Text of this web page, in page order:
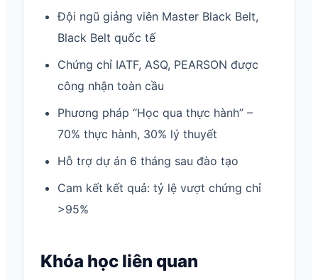
Đội ngũ giảng viên Master Black Belt,
Black Belt quốc tế
Chứng chỉ IATF, ASQ, PEARSON được
công nhận toàn cầu
Phương pháp “Học qua thực hành” –
70% thực hành, 30% lý thuyết
Hỗ trợ dự án 6 tháng sau đào tạo
Cam kết kết quả: tỷ lệ vượt chứng chỉ
>95%
Khóa học liên quan